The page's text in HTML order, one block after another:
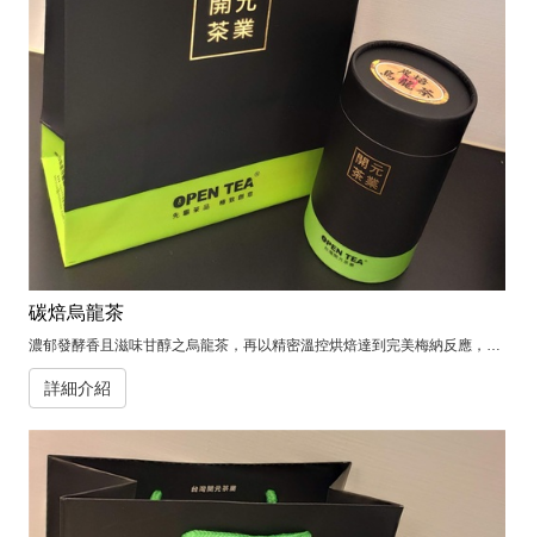
碳焙烏龍茶
濃郁發酵香且滋味甘醇之烏龍茶，再以精密溫控烘焙達到完美梅納反應，使得茶葉有著輕微的碳烤香氣，且有強烈的餅香甜味。
詳細介紹